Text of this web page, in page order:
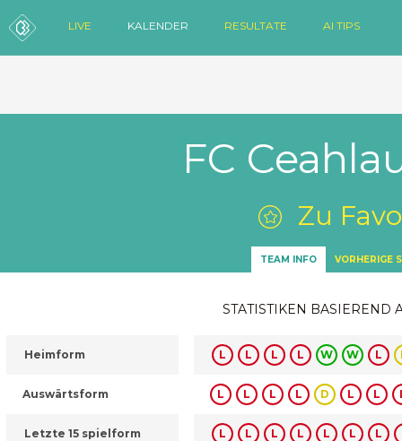
LIVE KALENDER RESULTATE AI TIPS
FC
Zu
TEAM INFO VORHERIGE
STATISTIKEN BASIEREND
Heimform
Auswärtsform
Letzte 15 spielform
L L L L W W L
L L L L D L L
L L L L L L L